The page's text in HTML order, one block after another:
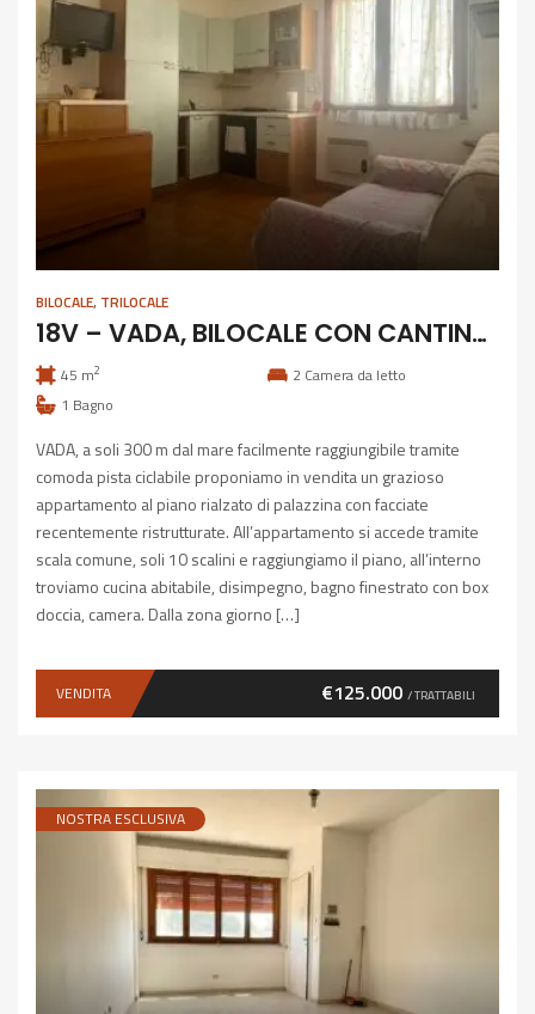
BILOCALE, TRILOCALE
18V – VADA, BILOCALE CON CANTINA COMUNICANTE
45 m2 2 Camera da letto
1 Bagno
VADA, a soli 300 m dal mare facilmente raggiungibile tramite
comoda pista ciclabile proponiamo in vendita un grazioso
appartamento al piano rialzato di palazzina con facciate
recentemente ristrutturate. All’appartamento si accede tramite
scala comune, soli 10 scalini e raggiungiamo il piano, all’interno
troviamo cucina abitabile, disimpegno, bagno finestrato con box
doccia, camera. Dalla zona giorno […]
VENDITA €125.000 / TRATTABILI
NOSTRA ESCLUSIVA